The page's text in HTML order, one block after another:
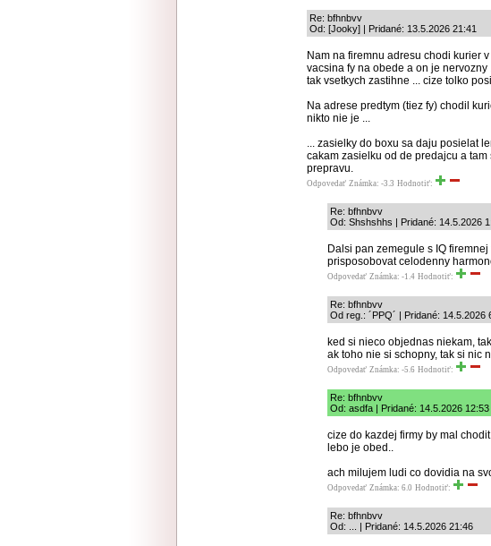
Re: bfhnbvv
Od: [Jooky] | Pridané: 13.5.2026 21:41
Nam na firemnu adresu chodi kurier
vacsina fy na obede a on je
tak vsetkych zastihne ... cize tolko
Na adrese predtym (tiez fy) chodil
nikto nie je ...
... zasielky do boxu sa daju posielat
cakam zasielku od de predajcu a
prepravu.
Odpovedať Známka: -3.3 Hodnotiť:
Re: bfhnbvv
Od: Shshshhs | Pridané: 14.5.2026
Dalsi pan zemegule s IQ
prisposobovat celodenny
Odpovedať Známka: -1.4 Hodnotiť:
Re: bfhnbvv
Od reg.: ´PPQ´ | Pridané: 14.5.2026
ked si nieco objednas niekam,
ak toho nie si schopny, tak si nic
Odpovedať Známka: -5.6 Hodnotiť:
Re: bfhnbvv
Od: asdfa | Pridané: 14.5.2026 12:53
cize do kazdej firmy by mal
lebo je obed..
ach milujem ludi co dovidia na
Odpovedať Známka: 6.0 Hodnotiť:
Re: bfhnbvv
Od: ... | Pridané: 14.5.2026 21:46